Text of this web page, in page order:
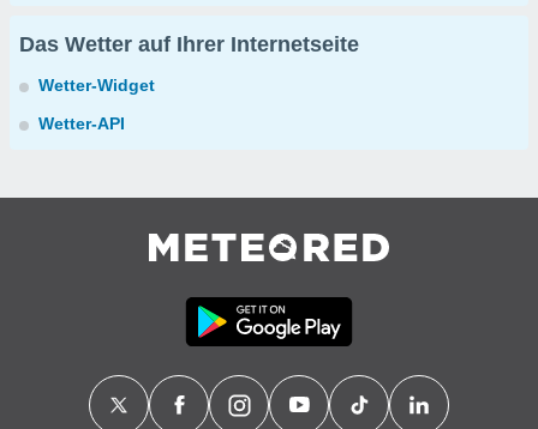
Das Wetter auf Ihrer Internetseite
Wetter-Widget
Wetter-API